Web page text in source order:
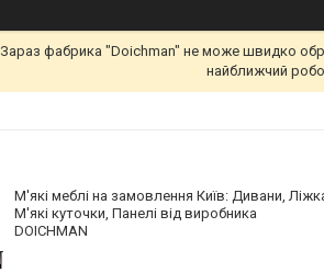
Зараз фабрика "Doichman" не може швидко
найближчий
М'які меблі на замовлення Київ: Дивани,
М'які куточки, Панелі від виробника
DOICHMAN